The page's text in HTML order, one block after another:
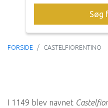
Søg
FORSIDE CASTELFIORENTINO
I 1149 blev navnet